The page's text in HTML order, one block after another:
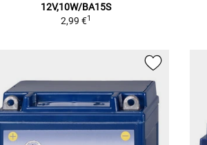
12V,10W/BA15S
2,99 €1